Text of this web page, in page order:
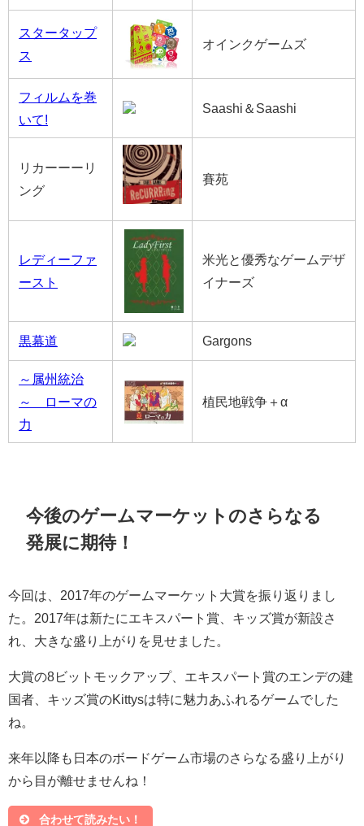
スタータップ
ス
オインクゲームズ
フィルムを巻
いて!
Saashi＆Saashi
リカーーーリ
ング
賽苑
レディーファ
ースト
米光と優秀なゲームデザ
イナーズ
黒幕道 Gargons
～属州統治
～ ローマの
力
植民地戦争＋α
今後のゲームマーケットのさらなる
発展に期待！
今回は、2017年のゲームマーケット大賞を振り返りまし
た。2017年は新たにエキスパート賞、キッズ賞が新設さ
れ、大きな盛り上がりを見せました。
大賞の8ビットモックアップ、エキスパート賞のエンデの建
国者、キッズ賞のKittysは特に魅力あふれるゲームでした
ね。
来年以降も日本のボードゲーム市場のさらなる盛り上がり
から目が離せませんね！
合わせて読みたい！